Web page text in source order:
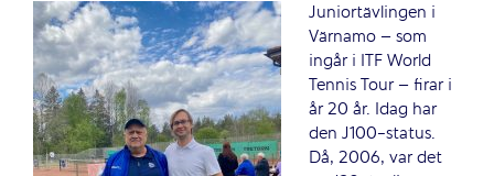
Juniortävlingen i
Värnamo – som
ingår i ITF World
Tennis Tour – firar i
år 20 år. Idag har
den J100-status.
Då, 2006, var det